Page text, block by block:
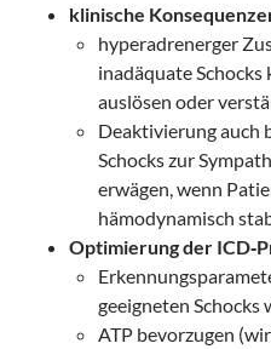
klinische
hyperadrenerger
inadäquate Schocks
auslösen oder
Deaktivierung auch
Schocks zur
erwägen, wenn
hämodynamisch
Optimierung der
geeigneten Schocks
ATP bevorzugen